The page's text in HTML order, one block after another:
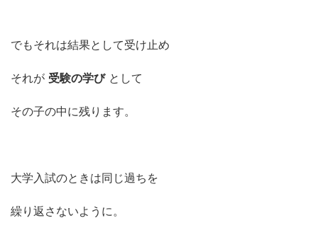
でもそれは結果として受け止め
それが 受験の学び として
その子の中に残ります。
大学入試のときは同じ過ちを
繰り返さないように。